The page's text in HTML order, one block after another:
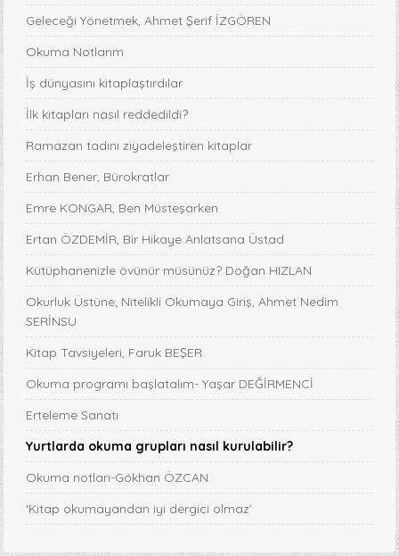
Geleceği Yönetmek, Ahmet Şerif İZGÖREN
Okuma Notlarım
İş dünyasını kitaplaştırdılar
İlk kitapları nasıl reddedildi?
Ramazan tadını ziyadeleştiren kitaplar
Erhan Bener, Bürokratlar
Emre KONGAR, Ben Müsteşarken
Ertan ÖZDEMİR, Bir Hikaye Anlatsana Üstad
Kütüphanenizle övünür müsünüz? Doğan HIZLAN
Okurluk Üstüne; Nitelikli Okumaya Giriş, Ahmet Nedim
SERİNSU
Kitap Tavsiyeleri, Faruk BEŞER
Okuma programı başlatalım- Yaşar DEĞİRMENCİ
Erteleme Sanatı
Yurtlarda okuma grupları nasıl kurulabilir?
Okuma notları-Gökhan ÖZCAN
‘Kitap okumayandan iyi dergici olmaz’